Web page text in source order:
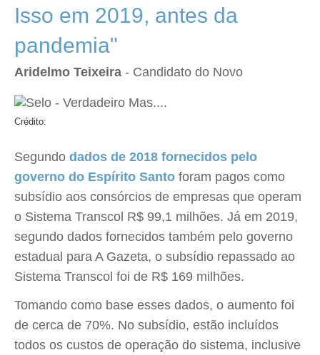
Isso em 2019, antes da
pandemia"
Aridelmo Teixeira - Candidato do Novo
Crédito:
Segundo dados de 2018 fornecidos pelo
governo do Espírito Santo foram pagos como
subsídio aos consórcios de empresas que operam
o Sistema Transcol R$ 99,1 milhões. Já em 2019,
segundo dados fornecidos também pelo governo
estadual para A Gazeta, o subsídio repassado ao
Sistema Transcol foi de R$ 169 milhões.
Tomando como base esses dados, o aumento foi
de cerca de 70%. No subsídio, estão incluídos
todos os custos de operação do sistema, inclusive